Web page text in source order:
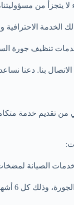
من مسؤوليتنا،
الاحترافية
تنظيف جورة
بنا. دعنا
تقديم خدمة
الصيانة